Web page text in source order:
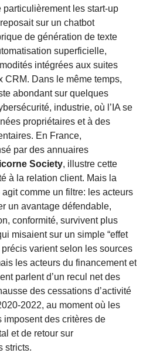
particulièrement les start-up
sur un chatbot
de génération de texte
superficielle,
intégrées aux suites
CRM. Dans le même temps,
abondant sur quelques
industrie, où l’IA se
propriétaires et à des
En France,
par des annuaires
Society, illustre cette
à la relation client. Mais la
comme un filtre: les acteurs
un avantage défendable,
conformité, survivent plus
misaient sur un simple “effet
précis varient selon les sources
les acteurs du financement et
parlent d’un recul net des
des cessations d’activité
2022, au moment où les
imposent des critères de
et de retour sur
stricts.